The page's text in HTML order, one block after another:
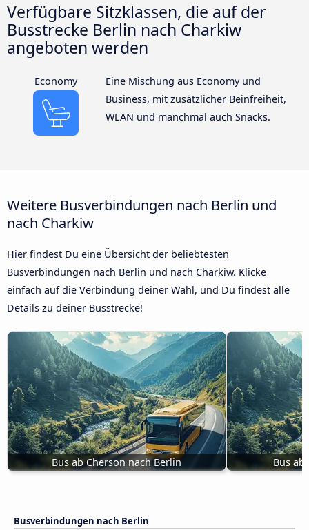
Verfügbare Sitzklassen, die auf der
Busstrecke Berlin nach Charkiw
angeboten werden
Economy
Eine Mischung aus Economy und
Business, mit zusätzlicher Beinfreiheit,
WLAN und manchmal auch Snacks.
Weitere Busverbindungen nach Berlin und
nach Charkiw
Hier findest Du eine Übersicht der beliebtesten
Busverbindungen nach Berlin und nach Charkiw. Klicke
einfach auf die Verbindung deiner Wahl, und Du findest alle
Details zu deiner Busstrecke!
Bus ab Cherson nach Berlin Bus ab
Busverbindungen nach Berlin